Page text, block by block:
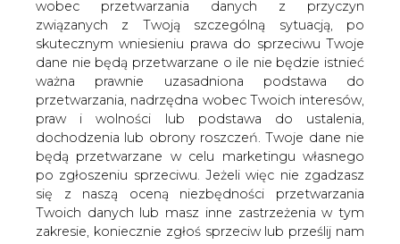
ważna prawnie uzasadniona podstawa do
przetwarzania, nadrzędna wobec Twoich interesów,
praw i wolności lub podstawa do ustalenia,
dochodzenia lub obrony roszczeń. Twoje dane nie
będą przetwarzane w celu marketingu własnego
po zgłoszeniu sprzeciwu. Jeżeli więc nie zgadzasz
się z naszą oceną niezbędności przetwarzania
Twoich danych lub masz inne zastrzeżenia w tym
zakresie, koniecznie zgłoś sprzeciw lub prześlij nam
swoje zastrzeżenia na adres Inspektora Ochrony
Danych Osobowych pod adresiod@are.waw.pl.
Wycofanie zgody nie wpływa na zgodność z
prawem przetwarzania dokonanego przed jej
Dochody spółki z tytułu m.in. przeładunku produktów
naftowych i pozostałej działalności terminala naftowego
w Kłajpedzie wzrosły o 29,7 procent do 4,8 mln euro.
Dochody z działalności terminala LNG wzrosły o 9,3
procent do 5,9 mln euro.
W styczniu Klaipedos Nafta przeładowała 790 tys. ton
produktów naftowych czyli o 25,4 procent więcej niż w
analogicznym okresie w roku ubiegłym (670 tys. ton).
– Wyniki w styczniu przewyższyły stawiane przed nami
cele i oczekiwania jednakże osiągnęliśmy je nie tylko
dzięki efektywności ale i elastyczności a także dzięki